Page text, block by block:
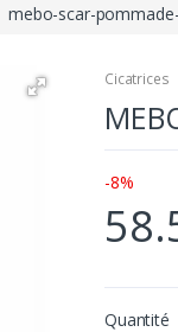
mebo-scar-
Cicatrices
-8%
Quantité